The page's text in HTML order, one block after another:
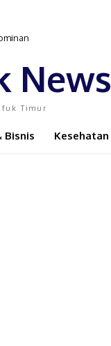
ke Distrik Isim
News
Timur
Bisnis Kesehatan